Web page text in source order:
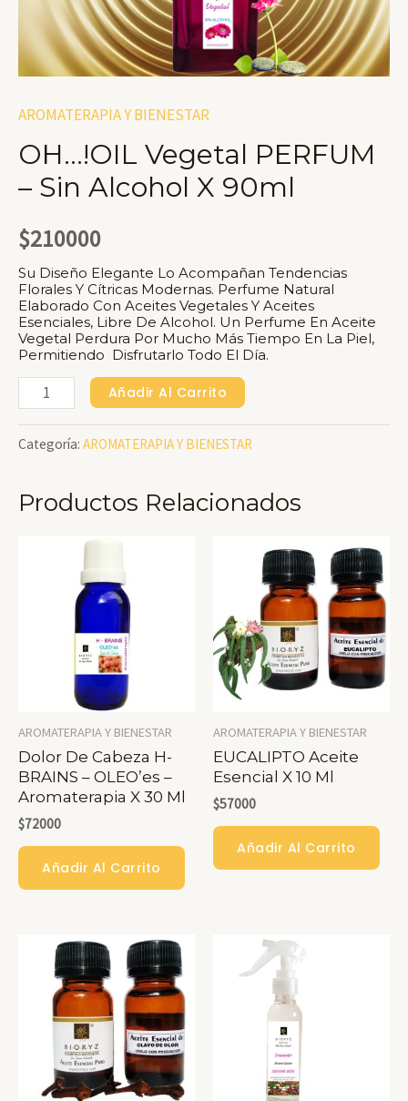
AROMATERAPIA Y BIENESTAR
OH…!OIL Vegetal PERFUM
– Sin Alcohol X 90ml
$210000
Su Diseño Elegante Lo Acompañan Tendencias
Florales Y Cítricas Modernas. Perfume Natural
Elaborado Con Aceites Vegetales Y Aceites
Esenciales, Libre De Alcohol. Un Perfume En Aceite
Vegetal Perdura Por Mucho Más Tiempo En La Piel,
Permitiendo Disfrutarlo Todo El Día.
OH…!OIL
PERFUM
Sin
Cantidad
Añadir Al Carrito
Categoría: AROMATERAPIA Y BIENESTAR
Productos Relacionados
AROMATERAPIA Y BIENESTAR
Dolor De Cabeza H-
BRAINS – OLEO’es –
Aromaterapia X 30 Ml
$72000
Añadir Al Carrito
AROMATERAPIA Y BIENESTAR
EUCALIPTO Aceite
Esencial X 10 Ml
$57000
Añadir Al Carrito